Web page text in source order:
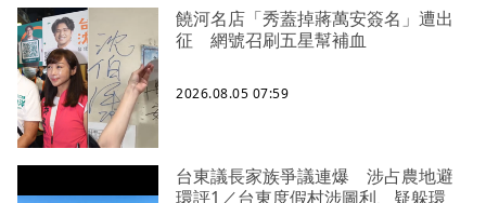
饒河名店「秀蓋掉蔣萬安簽名」遭出
征 網號召刷五星幫補血
2026.08.05 07:59
台東議長家族爭議連爆 涉占農地避
環評1／台東度假村涉圖利、疑躲環